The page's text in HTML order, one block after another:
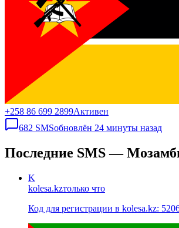
+258 86 699 2899Активен
682 SMSобновлён 24 минуты назад
Последние SMS —
K
kolesa.kzтолько что
Код для регистрации в kolesa.kz: